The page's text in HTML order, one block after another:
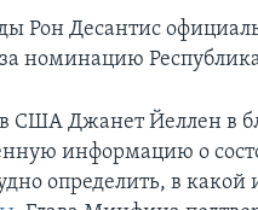
Рон Десантис
за номинацию
США Джанет Йеллен в
информацию о
определить, в какой